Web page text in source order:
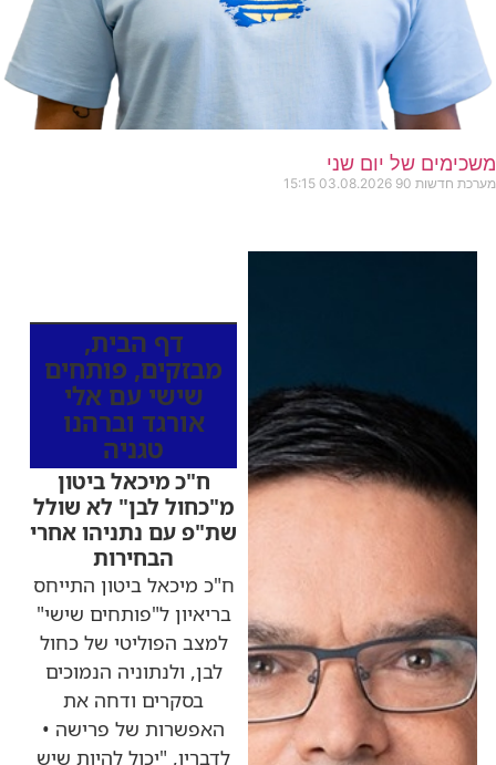
משכימים של יום שני
מערכת חדשות 90 03.08.2026
15:15
דף הבית,
מבזקים, פותחים
שישי עם אלי
אורגד וברהנו
טגניה
ח"כ מיכאל ביטון
מ"כחול לבן" לא שולל
שת"פ עם נתניהו אחרי
הבחירות
ח"כ מיכאל ביטון התייחס
בריאיון ל"פותחים שישי"
למצב הפוליטי של כחול
לבן, ולנתוניה הנמוכים
בסקרים ודחה את
האפשרות של פרישה •
לדבריו, "יכול להיות שיש